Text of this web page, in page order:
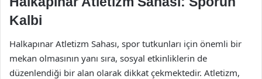
Kalbi
Halkapınar Atletizm Sahası, spor tutkunları için önemli bir
mekan olmasının yanı sıra, sosyal etkinliklerin de
düzenlendiği bir alan olarak dikkat çekmektedir. Atletizm,